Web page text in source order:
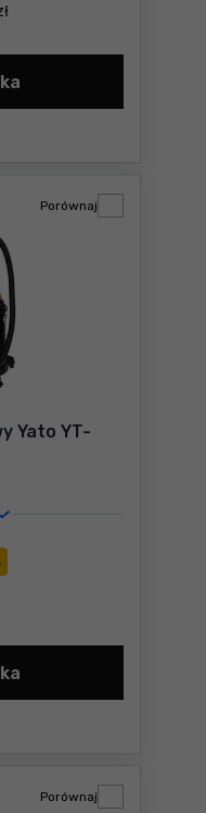
przemysłowy
Yato YT-
Porównaj
warsztatowy
Porównaj